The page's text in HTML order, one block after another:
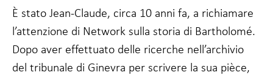
È stato Jean-Claude, circa 10 anni fa, a richiamare
l’attenzione di Network sulla storia di Bartholomé.
Dopo aver effettuato delle ricerche nell’archivio
del tribunale di Ginevra per scrivere la sua pièce,